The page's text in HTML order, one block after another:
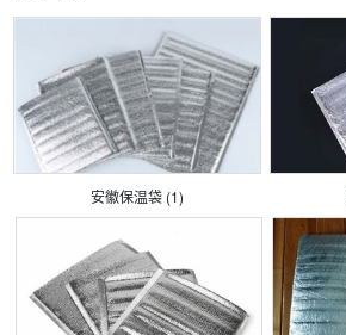
安徽保温袋 (1)